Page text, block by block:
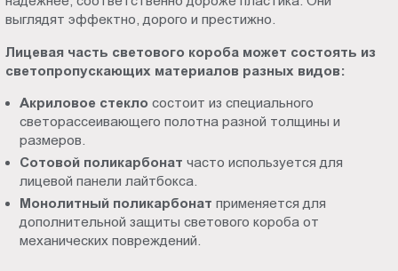
выглядят эффектно, дорого и престижно.
Лицевая часть светового короба может состоять из
светопропускающих материалов разных видов:
Акриловое стекло состоит из специального
светорассеивающего полотна разной толщины и
размеров.
Сотовой поликарбонат часто используется для
лицевой панели лайтбокса.
Монолитный поликарбонатприменяется для
дополнительной защиты светового короба от
механических повреждений.